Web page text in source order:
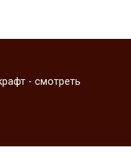
- смотреть